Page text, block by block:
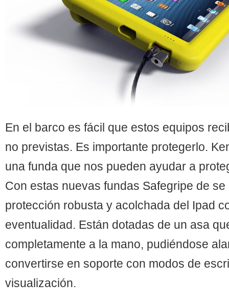
En el barco es fácil que estos equipos
no previstas. Es importante protegerlo.
una funda que nos pueden ayudar a
Con estas nuevas fundas Safegripe de
protección robusta y acolchada del Ipad
eventualidad. Están dotadas de un asa
completamente a la mano, pudiéndose
convertirse en soporte con modos de
visualización.